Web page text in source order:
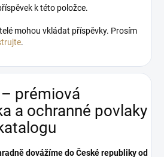
k této položce.
mohou vkládat příspěvky. Prosím
.
– prémiová
a ochranné povlaky
dovážíme do České republiky od